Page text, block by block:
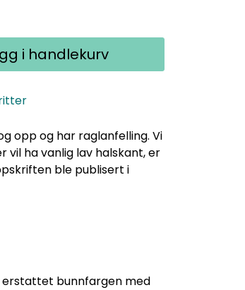
i handlekurv
opp og har raglanfelling. Vi
vil ha vanlig lav halskant, er
ble publisert i
erstattet bunnfargen med